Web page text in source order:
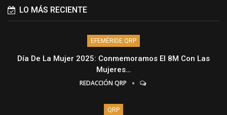
LO MÁS RECIENTE
EFEMÉRIDE QRP
Día De La Mujer 2025: Conmemoramos El 8M Con Las
Mujeres…
REDACCIÓN QRP
QRP